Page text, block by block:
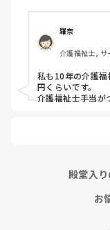
介護福祉士の資格
かなりの薄給だと感
宿直手当てがあっ
10万円いくかいか
田舎の社会福祉法
あたりまえの様に
あまりにも酷いと
皆さんのご意見を
羅奈
介護福祉士, サ
私も10年の介護
円くらいです。
介護福祉士手当が
殿堂入
お